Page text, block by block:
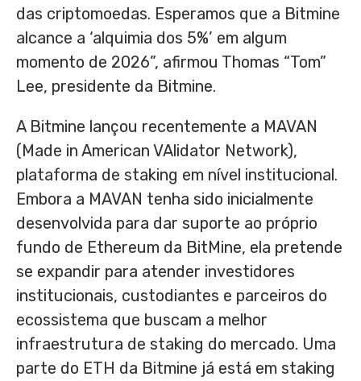
das criptomoedas. Esperamos que a Bitmine
alcance a ‘alquimia dos 5%’ em algum
momento de 2026”, afirmou Thomas “Tom”
Lee, presidente da Bitmine.
A Bitmine lançou recentemente a MAVAN
(Made in American VAlidator Network),
plataforma de staking em nível institucional.
Embora a MAVAN tenha sido inicialmente
desenvolvida para dar suporte ao próprio
fundo de Ethereum da BitMine, ela pretende
se expandir para atender investidores
institucionais, custodiantes e parceiros do
ecossistema que buscam a melhor
infraestrutura de staking do mercado. Uma
parte do ETH da Bitmine já está em staking